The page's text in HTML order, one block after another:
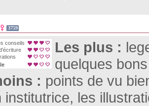
3759
conseils
Les plus :
quelques
: points de vu
institutrice, les